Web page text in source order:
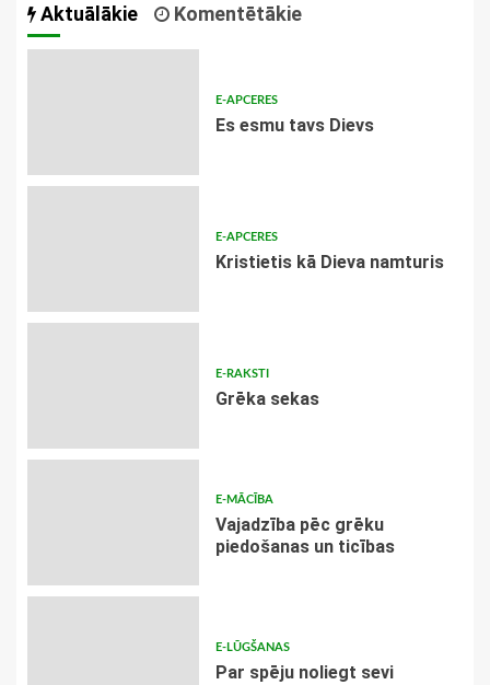
Aktuālākie Komentētākie
E-APCERES
Es esmu tavs Dievs
E-APCERES
Kristietis kā Dieva namturis
E-RAKSTI
Grēka sekas
E-MĀCĪBA
Vajadzība pēc grēku
piedošanas un ticības
E-LŪGŠANAS
Par spēju noliegt sevi